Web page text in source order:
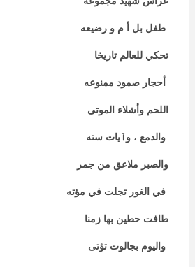
طفل بل أ م و رضيعه
تحكي للعالم تاريخا
أحجار صمود ممنوعه
اللحم وأشلاء الموتى
والدمع ، وٱيات سته
والصبر ملاعق من جمر
في الغور تجلت في مؤته
طافت حطين بها زمنا
واليوم بجالوت تؤتى